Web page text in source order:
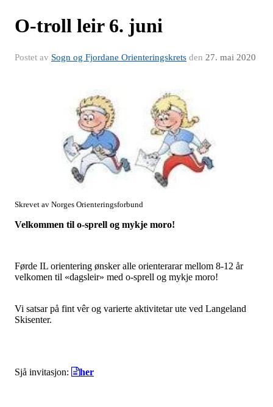
O-troll leir 6. juni
Postet av Sogn og Fjordane Orienteringskrets den 27. mai 2020
Skrevet av Norges Orienteringsforbund
Velkommen til o-sprell og mykje moro!
Førde IL orientering ønsker alle orienterarar mellom 8-12 år
velkomen til «dagsleir» med o-sprell og mykje moro!
Vi satsar på fint vêr og varierte aktivitetar ute ved Langeland
Skisenter.
Sjå invitasjon: her